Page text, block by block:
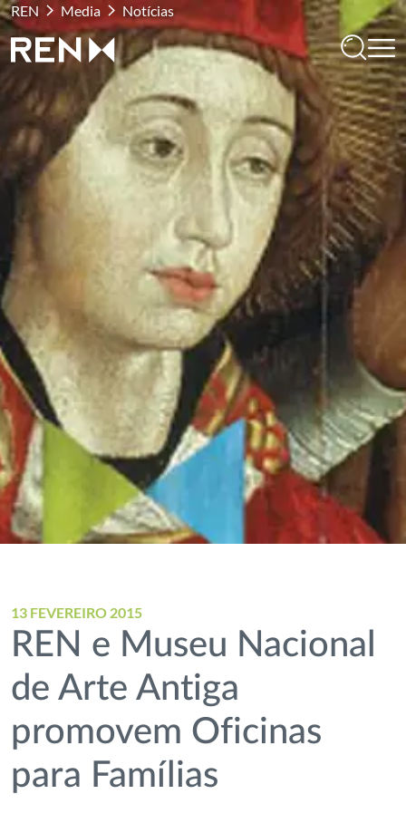
REN Media Notícias
13 FEVEREIRO 2015
REN e Museu Nacional
de Arte Antiga
promovem Oficinas
para Famílias